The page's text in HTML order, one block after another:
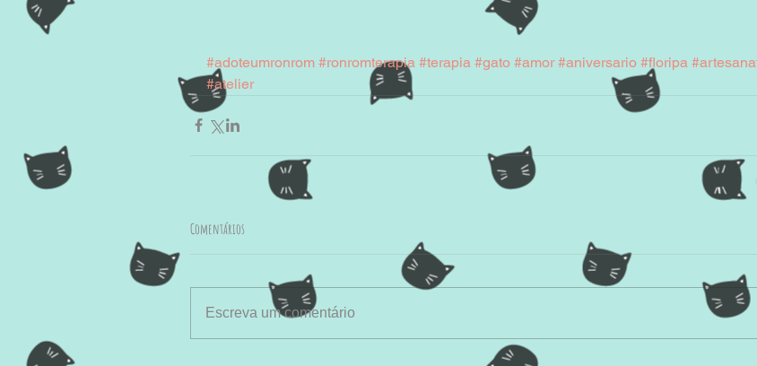
#adoteumronrom #ronromterapia #terapia #gato #amor #aniversario #floripa
#atelier
Comentários
Escreva um comentário